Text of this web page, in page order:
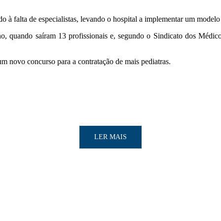
falta de especialistas, levando o hospital a implementar um
quando saíram 13 profissionais e, segundo o Sindicato dos
novo concurso para a contratação de mais pediatras.
LER MAIS